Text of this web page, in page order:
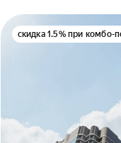
скидка 1.5% при комбо-